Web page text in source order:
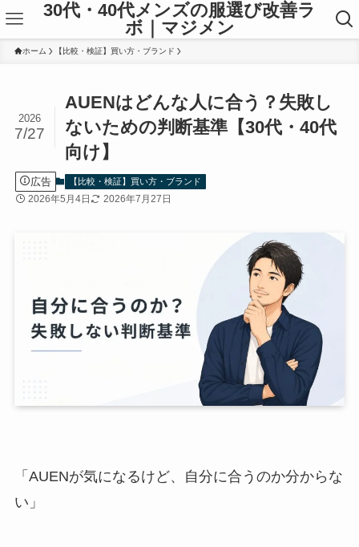
30代・40代メンズの服選び改善ラ
ボ｜マジメン
ホーム 【比較・検証】買い方・ブランド
AUENはどんな人に合う？失敗し
ないための判断基準【30代・40代
向け】
2026
7/27
広告 【比較・検証】買い方・ブランド
2026年5月4日 2026年7月27日
「AUENが気になるけど、自分に合うのか分からな
い」